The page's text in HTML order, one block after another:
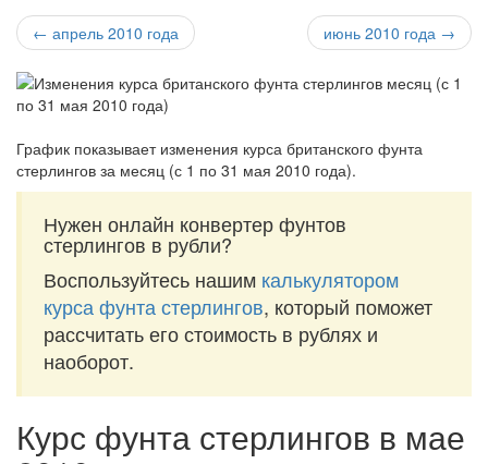
← апрель 2010 года июнь 2010 года →
График показывает изменения курса британского фунта
стерлингов за месяц (с 1 по 31 мая 2010 года).
Нужен онлайн конвертер фунтов
стерлингов в рубли?
Воспользуйтесь нашим калькулятором
курса фунта стерлингов, который поможет
рассчитать его стоимость в рублях и
наоборот.
Курс фунта стерлингов в мае